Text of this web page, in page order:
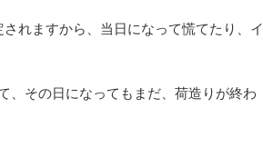
れますから、当日になって慌てたり、イ
、その日になってもまだ、荷造りが終わ